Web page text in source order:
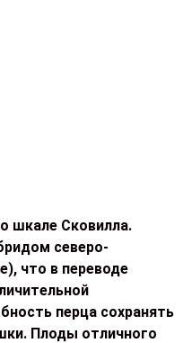
шкале Сковилла.
северо-
что в переводе
перца сохранять
Плоды отличного